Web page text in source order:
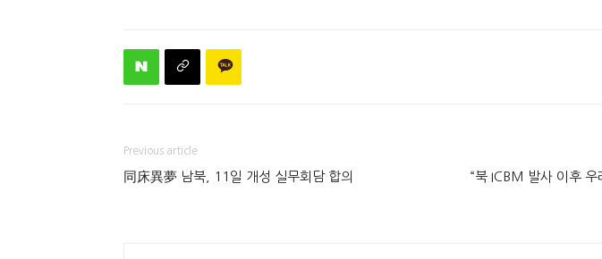
Previous article
同床異夢 남북, 11일 개성 실무회담 합의
“북 ICBM 발사 이후